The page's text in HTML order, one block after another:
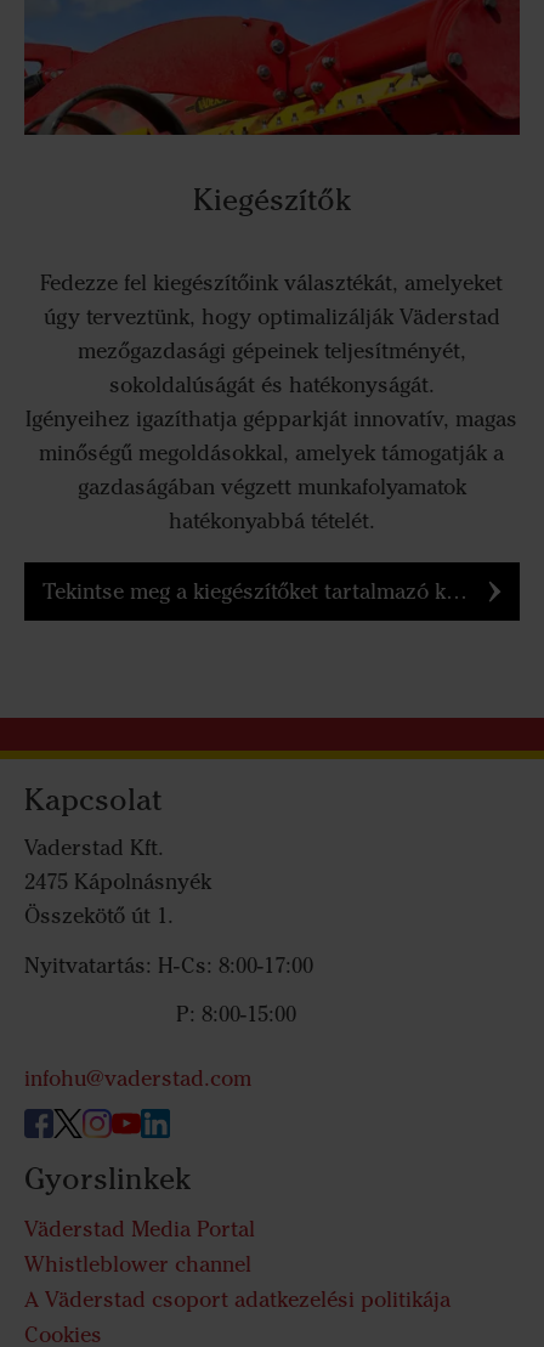
Kiegészítők
Fedezze fel kiegészítőink választékát, amelyeket
úgy terveztünk, hogy optimalizálják Väderstad
mezőgazdasági gépeinek teljesítményét,
sokoldalúságát és hatékonyságát.
Igényeihez igazíthatja gépparkját innovatív, magas
minőségű megoldásokkal, amelyek támogatják a
gazdaságában végzett munkafolyamatok
hatékonyabbá tételét.
Tekintse meg a kiegészítőket tartalmazó katalógusunkat
Kapcsolat
Vaderstad Kft.
2475 Kápolnásnyék
Összekötő út 1.
Nyitvatartás: H-Cs: 8:00-17:00
P: 8:00-15:00
infohu@vaderstad.com
Gyorslinkek
Väderstad Media Portal
Whistleblower channel
A Väderstad csoport adatkezelési politikája
Cookies